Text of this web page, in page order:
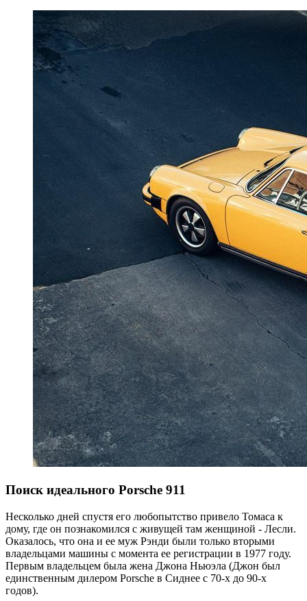
Поиск идеального Porsche 911
Несколько дней спустя его любопытство привело Томаса к
дому, где он познакомился с живущей там женщиной - Лесли.
Оказалось, что она и ее муж Рэнди были только вторыми
владельцами машины с момента ее регистрации в 1977 году.
Первым владельцем была жена Джона Ньюэла (Джон был
единственным дилером Porsche в Сиднее с 70-х до 90-х
годов).